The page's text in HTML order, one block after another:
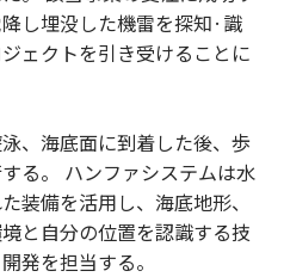
し埋没した機雷を探知·識
ェクトを引き受けることに
、海底面に到着した後、歩
る。 ハンファシステムは水
装備を活用し、海底地形、
と自分の位置を認識する技
発を担当する。